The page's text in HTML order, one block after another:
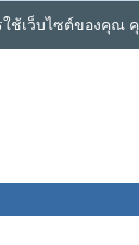
เว็บไซต์ของคุณ